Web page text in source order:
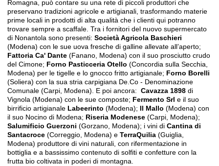
Romagna, può contare su una rete di piccoli produttori che
preservano tradizioni agricole e artigianali, trasformando materie
prime locali in prodotti di alta qualità che i clienti qui potranno
trovare sempre a scaffale. Tra i fornitori del nuovo supermercato
di Nonantola sono presenti: Società Agricola Baschieri
(Modena) con le sue uova fresche di galline allevate all’aperto;
Fattoria Ca' Dante (Fanano, Modena) con il suo prosciutto crudo
del Cimone; Forno Pasticceria Otello (Concordia sulla Secchia,
Modena) per le tigelle e lo gnocco fritto artigianale; Forno Borelli
(Soliera) con la sua stria carpigiana De.Co - Denominazione
Comunale (Carpi, Modena). E poi ancora: Cavazza 1898 di
Vignola (Modena) con le sue composte; Fermento Srl e il suo
birrificio artigianale Labeerinto (Modena); Il Mallo (Modena) con
il suo Nocino di Modena; Riseria Modenese (Carpi, Modena);
Salumificio Guerzoni (Gorzano, Modena); i vini di Cantina di
Santacroce (Correggio, Modena) e TerraQuilia (Guiglia,
Modena) produttore di vini naturali, con rifermentazione in
bottiglia e a bassissimo contenuto di solfiti e confetture con la
frutta bio coltivata in poderi di montagna.